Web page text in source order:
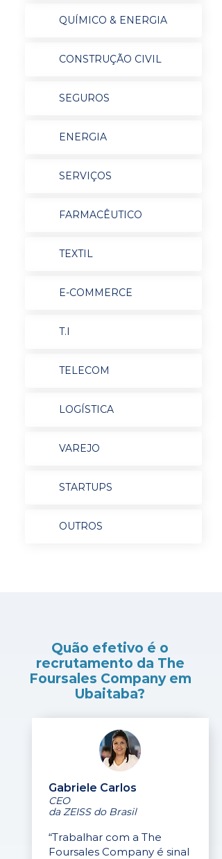
QUÍMICO & ENERGIA
CONSTRUÇÃO CIVIL
SEGUROS
ENERGIA
SERVIÇOS
FARMACÊUTICO
TEXTIL
E-COMMERCE
T.I
TELECOM
LOGÍSTICA
VAREJO
STARTUPS
OUTROS
Quão efetivo é o
recrutamento da The
Foursales Company em
Ubaitaba?
Gabriele Carlos
CEO
da ZEISS do Brasil
“Trabalhar com a The
Foursales Company é sinal